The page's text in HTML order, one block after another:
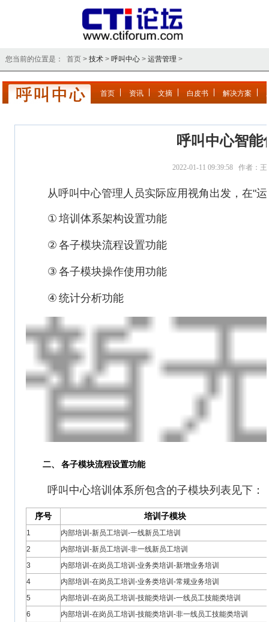
您当前的位置是： 首页 > 技术> 呼叫中心> 运营管理 >
首页 资讯 文摘 白皮书 解决方案
呼叫中心智能
2022-01-11 09:39:58 作者：
从呼叫中心管理人员实际应用视角出发，在"运
① 培训体系架构设置功能
② 各子模块流程设置功能
③ 各子模块操作使用功能
④ 统计分析功能
二、 各子模块流程设置功能
呼叫中心培训体系所包含的子模块列表见下：
序号 培训子模块
1
内部培训-新员工培训-一线新员工培训
2
内部培训-新员工培训-非一线新员工培训
3
内部培训-在岗员工培训-业务类培训-新增业务培训
4
内部培训-在岗员工培训-业务类培训-常规业务培训
5
内部培训-在岗员工培训-技能类培训-一线员工技能类培训
6
内部培训-在岗员工培训-技能类培训-非一线员工技能类培训